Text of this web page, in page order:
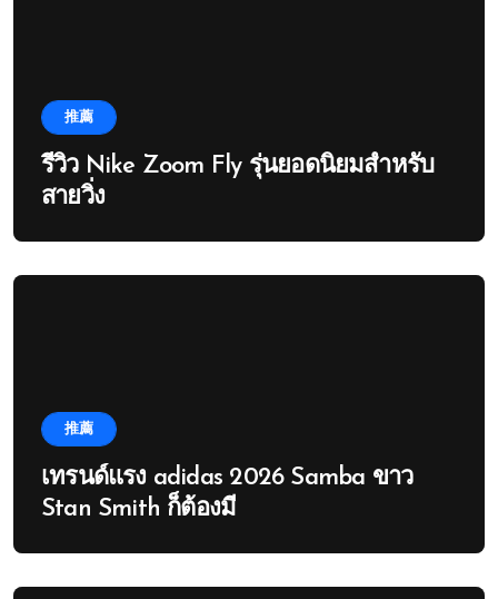
推薦
รีวิว Nike Zoom Fly รุ่นยอดนิยมสำหรับ
สายวิ่ง
推薦
เทรนด์แรง adidas 2026 Samba ขาว
Stan Smith ก็ต้องมี